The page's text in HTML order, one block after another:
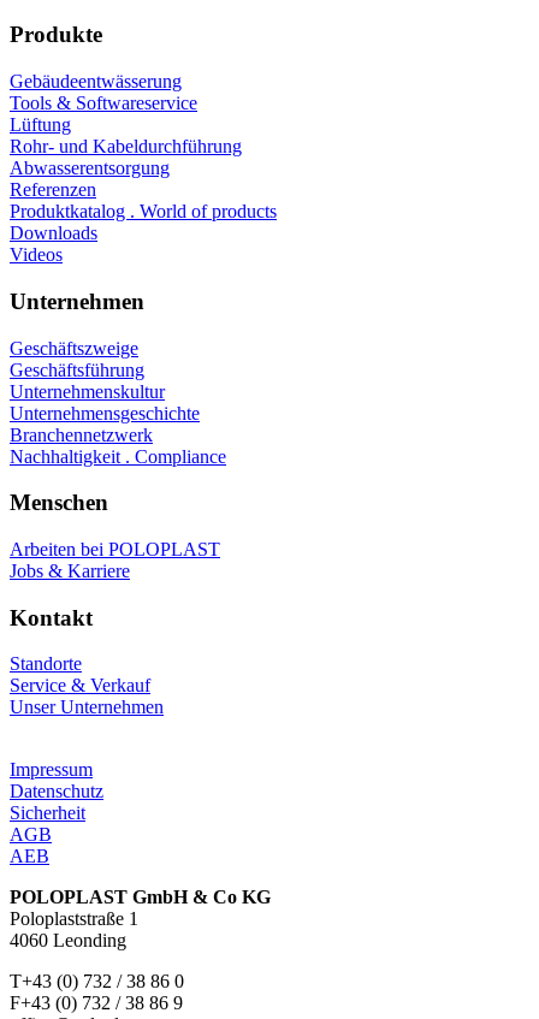
Produkte
Gebäudeentwässerung
Tools & Softwareservice
Lüftung
Rohr- und Kabeldurchführung
Abwasserentsorgung
Referenzen
Produktkatalog . World of products
Downloads
Videos
Unternehmen
Geschäftszweige
Geschäftsführung
Unternehmenskultur
Unternehmensgeschichte
Branchennetzwerk
Nachhaltigkeit . Compliance
Menschen
Arbeiten bei POLOPLAST
Jobs & Karriere
Kontakt
Standorte
Service & Verkauf
Unser Unternehmen
Impressum
Datenschutz
Sicherheit
AGB
AEB
POLOPLAST GmbH & Co KG
Poloplaststraße 1
4060 Leonding
T+43 (0) 732 / 38 86 0
F+43 (0) 732 / 38 86 9